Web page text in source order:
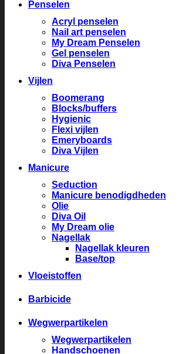
Penselen
Acryl penselen
Nail art penselen
My Dream Penselen
Gel penselen
Diva Penselen
Vijlen
Boomerang
Blocks/buffers
Hygienic
Flexi vijlen
Emeryboards
Diva Vijlen
Manicure
Seduction
Manicure benodigdheden
Olie
Diva Oil
My Dream olie
Nagellak
Nagellak kleuren
Base/top
Vloeistoffen
Barbicide
Wegwerpartikelen
Wegwerpartikelen
Handschoenen